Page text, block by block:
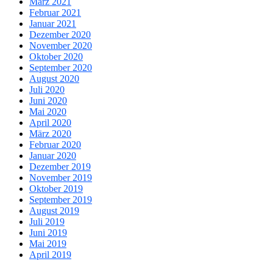
Februar 2021
Januar 2021
Dezember 2020
November 2020
Oktober 2020
September 2020
August 2020
Juli 2020
Juni 2020
Mai 2020
April 2020
März 2020
Februar 2020
Januar 2020
Dezember 2019
November 2019
Oktober 2019
September 2019
August 2019
Juli 2019
Juni 2019
Mai 2019
April 2019